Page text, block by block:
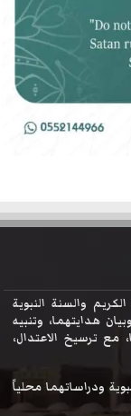
والسنة النبوية
هدايتهما، وتنبيه
مع ترسيخ الاعتدال،
ودراساتهما محلياً